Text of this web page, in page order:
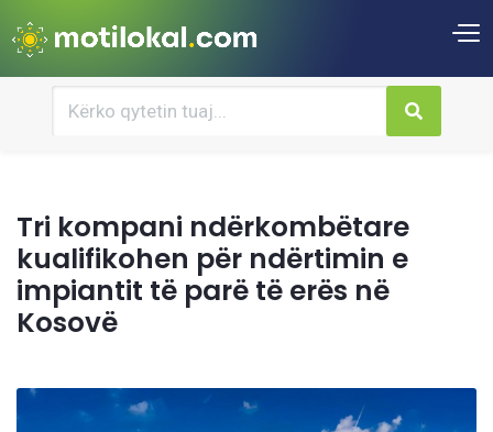
Tri kompani ndërkombëtare
kualifikohen për ndërtimin e
impiantit të parë të erës në
Kosovë